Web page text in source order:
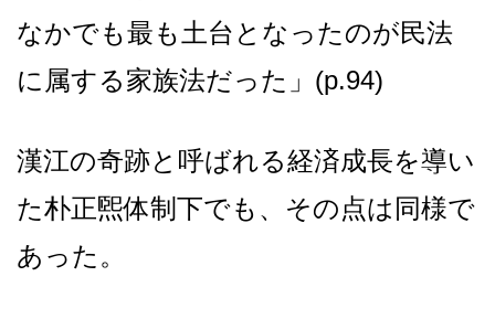
なかでも最も土台となったのが民法
に属する家族法だった」(p.94)
漢江の奇跡と呼ばれる経済成長を導い
た朴正煕体制下でも、その点は同様で
あった。